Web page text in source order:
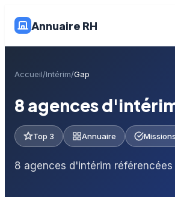
Annuaire RH
Accueil Intérim Gap
8 agences
Top 3 Annuaire Missions
8 agences d'intérim référencées